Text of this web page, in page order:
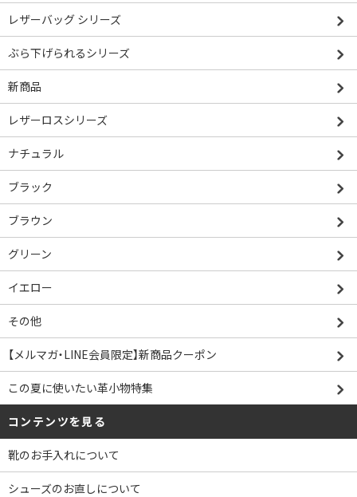
レザーバッグ シリーズ
ぶら下げられるシリーズ
新商品
レザーロスシリーズ
ナチュラル
ブラック
ブラウン
グリーン
イエロー
その他
【メルマガ・LINE会員限定】新商品クーポン
この夏に使いたい革小物特集
コンテンツを見る
靴のお手入れについて
シューズのお直しについて